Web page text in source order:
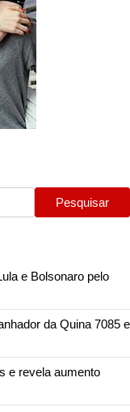
Pesquisar
e Bolsonaro pelo
da Quina 7085 e
e revela aumento